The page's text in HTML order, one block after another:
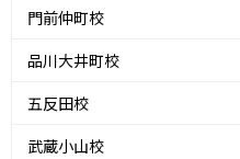
門前仲町校
品川大井町校
五反田校
武蔵小山校